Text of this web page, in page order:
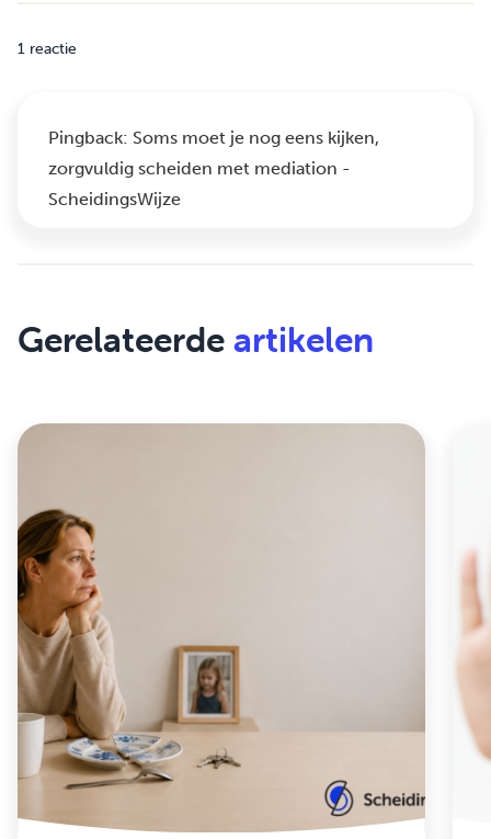
1 reactie
Pingback: Soms moet je nog eens kijken,
zorgvuldig scheiden met mediation -
ScheidingsWijze
Gerelateerde artikelen